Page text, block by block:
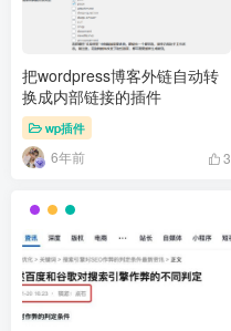
把wordpress博客外链自动转
换成内部链接的插件
wp插件
6年前 3